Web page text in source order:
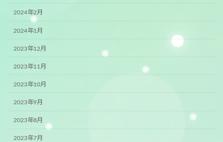
2024年2月
2024年1月
2023年12月
2023年11月
2023年10月
2023年9月
2023年8月
2023年7月